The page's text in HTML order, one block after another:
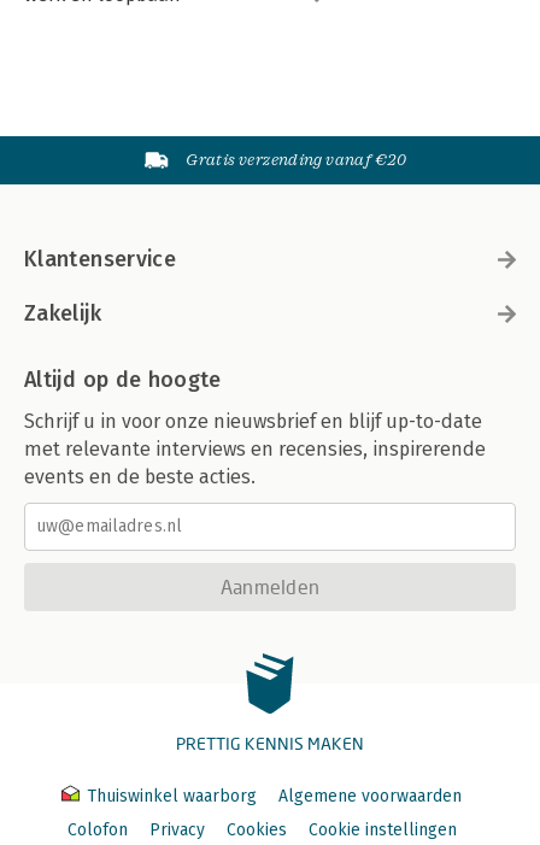
Gratis verzending vanaf €20
Klantenservice
Zakelijk
Altijd op de hoogte
Schrijf u in voor onze nieuwsbrief en blijf up-to-date
met relevante interviews en recensies, inspirerende
events en de beste acties.
Aanmelden
PRETTIG KENNIS MAKEN
Thuiswinkel waarborg
Algemene voorwaarden
Colofon
Privacy Cookies Cookie instellingen